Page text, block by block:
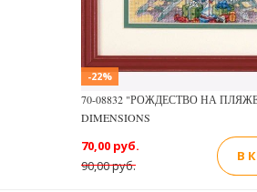
-22%
70-08832 "РОЖДЕСТВО НА
DIMENSIONS
90,00 руб.
70,00 руб.
В